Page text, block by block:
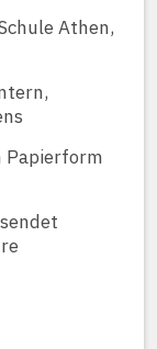
Athen,
Papierform